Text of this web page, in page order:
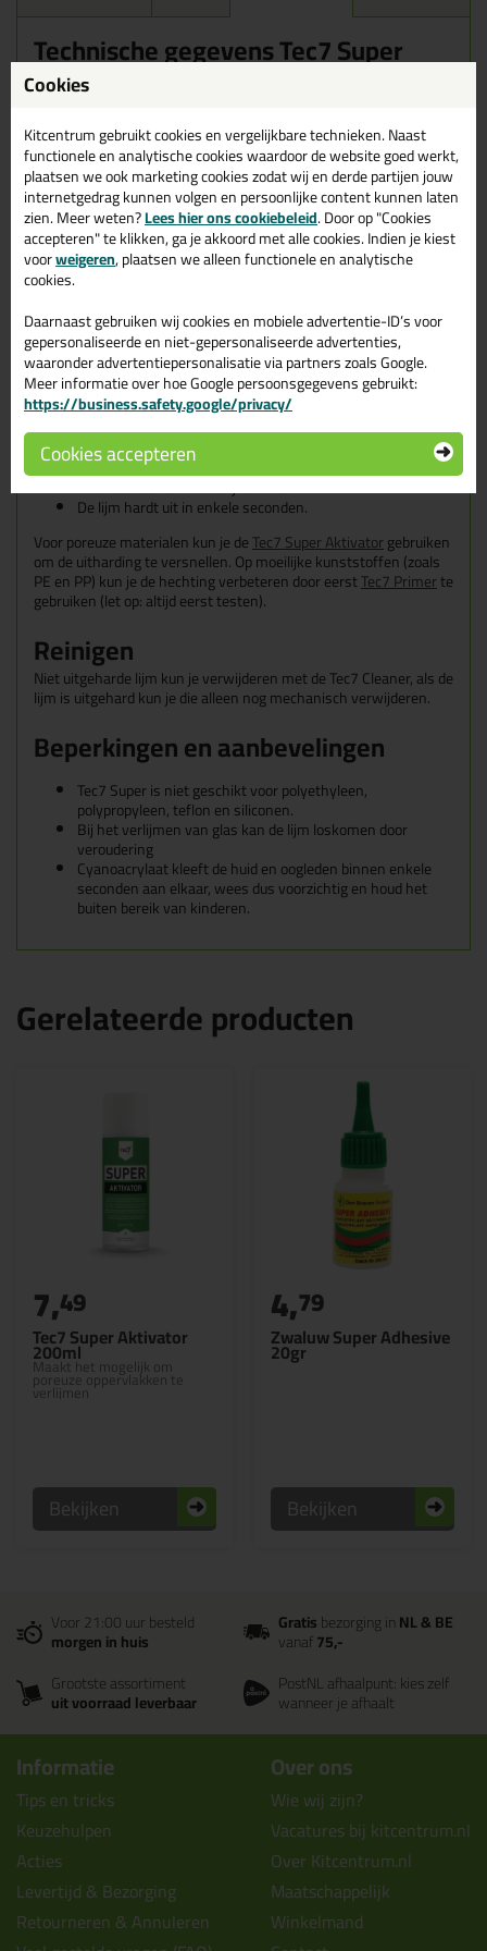
Technische gegevens Tec7 Super
Bekijk hier het datablad met alle informatie over de Tec7
Bekijk hier het veiligheidsinformatieblad over de Tec7
Super
Basis: cyanoacrylaat.
Vorm: druppelflacon.
Kleur: kleurloos, transparant.
Viscositeit: vloeibaar.
Verwerkingsinstructies
Zorg dat de te verlijmen oppervlakken zuiver, droog, stof-
en vetvrij zijn. Voor het beste resultaat kun je reinigen met
Tec7Cleaneren/ofMulticlean. Laat de reiniger wel eerst
volledig verdampen.
Breng een dunne laag lijm aan op één van de zijden.
Druk de delen onmiddellijk samen.
De lijm hardt uit in enkele seconden.
Voor poreuze materialen kun je deTec7 Super Aktivatorgebruiken
om de uitharding te versnellen. Op moeilijke kunststoffen (zoals
PE en PP) kun je de hechting verbeteren door eerstTec7 Primerte
gebruiken (let op: altijd eerst testen).
Reinigen
Niet uitgeharde lijm kun je verwijderen met de Tec7 Cleaner, als de
lijm is uitgehard kun je die alleen nog mechanisch verwijderen.
Beperkingen en aanbevelingen
Tec7 Super is niet geschikt voor polyethyleen,
polypropyleen, teflon en siliconen.
Bij het verlijmen van glas kan de lijm loskomen door
veroudering
Cyanoacrylaat kleeft de huid en oogleden binnen enkele
seconden aan elkaar, wees dus voorzichtig en houd het
buiten bereik van kinderen.
Gerelateerde producten
Tec7 Super Aktivator
200ml
Maakt het mogelijk om
poreuze oppervlakken te
verlijmen
7,49
Bekijken
Zwaluw Super Adhesive
20gr
4,79
Bekijken
Voor 21:00 uur besteld
morgen in huis
Gratisbezorging inNL & BE
vanaf75,-
Grootste assortiment
uit voorraad leverbaar
PostNL afhaalpunt: kies zelf
wanneer je afhaalt
Informatie
Tips en tricks
Keuzehulpen
Acties
Levertijd & Bezorging
Retourneren & Annuleren
Over ons
Wie wij zijn?
Vacatures bij kitcentrum.nl
Over Kitcentrum.nl
Maatschappelijk
Winkelmand
Cookies
Kitcentrum gebruikt cookies en vergelijkbare technieken. Naast
functionele en analytische cookies waardoor de website goed werkt,
plaatsen we ook marketing cookies zodat wij en derde partijen jouw
internetgedrag kunnen volgen en persoonlijke content kunnen laten
zien. Meer weten?Lees hier ons cookiebeleid. Door op "Cookies
accepteren" te klikken, ga je akkoord met alle cookies. Indien je kiest
voorweigeren, plaatsen we alleen functionele en analytische
cookies.
Daarnaast gebruiken wij cookies en mobiele advertentie-ID’s voor
gepersonaliseerde en niet-gepersonaliseerde advertenties,
waaronder advertentiepersonalisatie via partners zoals Google.
Meer informatie over hoe Google persoonsgegevens gebruikt:
https://business.safety.google/privacy/
Cookies accepteren